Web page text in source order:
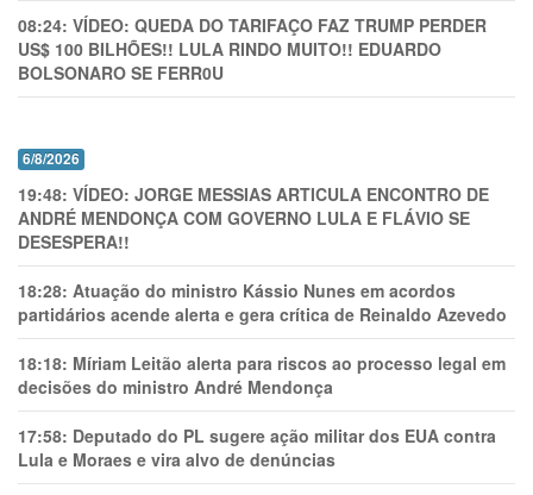
08:24: VÍDEO: QUEDA DO TARIFAÇO FAZ TRUMP PERDER
US$ 100 BILHÕES!! LULA RINDO MUITO!! EDUARDO
BOLSONARO SE FERR0U
6/8/2026
19:48: VÍDEO: JORGE MESSIAS ARTICULA ENCONTRO DE
ANDRÉ MENDONÇA COM GOVERNO LULA E FLÁVIO SE
DESESPERA!!
18:28: Atuação do ministro Kássio Nunes em acordos
partidários acende alerta e gera crítica de Reinaldo Azevedo
18:18: Míriam Leitão alerta para riscos ao processo legal em
decisões do ministro André Mendonça
17:58: Deputado do PL sugere ação militar dos EUA contra
Lula e Moraes e vira alvo de denúncias